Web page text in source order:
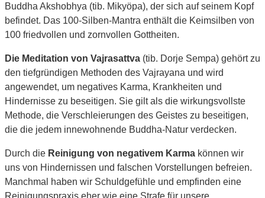
Buddha Akshobhya (tib. Mikyöpa), der sich auf seinem Kopf
befindet. Das 100-Silben-Mantra enthält die Keimsilben von
100 friedvollen und zornvollen Gottheiten.
Die Meditation von Vajrasattva (tib. Dorje Sempa) gehört zu
den tiefgründigen Methoden des Vajrayana und wird
angewendet, um negatives Karma, Krankheiten und
Hindernisse zu beseitigen. Sie gilt als die wirkungsvollste
Methode, die Verschleierungen des Geistes zu beseitigen,
die die jedem innewohnende Buddha-Natur verdecken.
Durch die Reinigung von negativem Karma können wir
uns von Hindernissen und falschen Vorstellungen befreien.
Manchmal haben wir Schuldgefühle und empfinden eine
Reinigungspraxis eher wie eine Strafe für unsere